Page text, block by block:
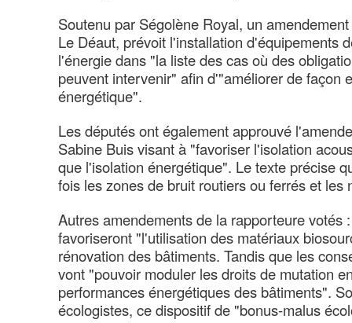
Soutenu par Ségolène Royal, un
Le Déaut, prévoit l'installation d'équipements
l'énergie dans "la liste des cas où des
peuvent intervenir" afin d'"améliorer de façon
énergétique".
Les députés ont également approuvé
Sabine Buis visant à "favoriser l'isolation
que l'isolation énergétique". Le texte précise
fois les zones de bruit routiers ou ferrés et les
Autres amendements de la rapporteure votés
favoriseront "l'utilisation des matériaux
rénovation des bâtiments. Tandis que les
vont "pouvoir moduler les droits de mutation
performances énergétiques des bâtiments".
écologistes, ce dispositif de "bonus-malus